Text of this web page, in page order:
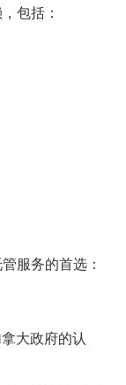
包括：
服务的首选：
大政府的认